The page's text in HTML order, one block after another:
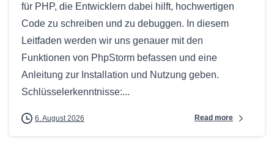
für PHP, die Entwicklern dabei hilft, hochwertigen
Code zu schreiben und zu debuggen. In diesem
Leitfaden werden wir uns genauer mit den
Funktionen von PhpStorm befassen und eine
Anleitung zur Installation und Nutzung geben.
Schlüsselerkenntnisse:...
6. August 2026 Read more